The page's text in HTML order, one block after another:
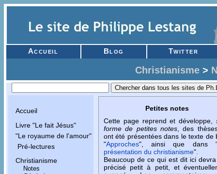
Accueil Blog Twitter
Christianisme >
Accueil
Livre "Le fait Jésus"
"Le royaume de l'amour"
Pré-lectures
Christianisme
Notes
Petites notes
Cette page reprend et développe,
forme de petites notes, des
ont été présentées dans le texte de
"Approches", ainsi que dans
présentation du christianisme".
Beaucoup de ce qui est dit ici
précisé petit à petit, et